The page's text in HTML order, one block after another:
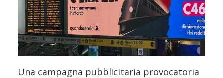
Una campagna pubblicitaria provocatoria